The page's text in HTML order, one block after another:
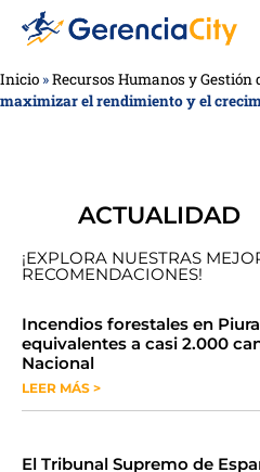
Inicio »Recursos Humanos y Gestión
maximizar el rendimiento y el
ACTUALIDAD
¡EXPLORA NUESTRAS
RECOMENDACIONES!
​​​​Incendios forestales en
equivalentes a casi 2.000
Nacional
LEER MÁS >
​El Tribunal Supremo de